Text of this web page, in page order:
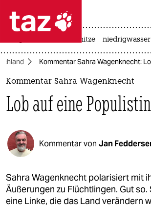
 taz zahl ich
taz zahl ich
politik
öko
gesellschaft
kultur
sport
hitze niedrigwasser
Kommentar Sahra Wagenknecht:
Kommentar Sahra Wagenknecht
Lob auf eine Populistin
Kommentar von Jan
Sahra Wagenknecht polarisiert mit
Äußerungen zu Flüchtlingen. Gut
eine Linke, die das Land verändern